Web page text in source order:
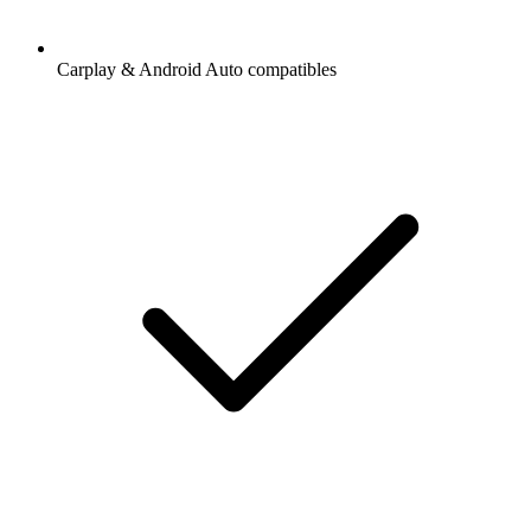
Carplay & Android Auto compatibles